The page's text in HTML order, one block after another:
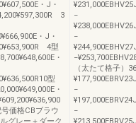
・J・
3
・J・
4型
・
型
・
価格CBブラウ
グレー＋ダーク
−
−
（太たて格子）
−
−